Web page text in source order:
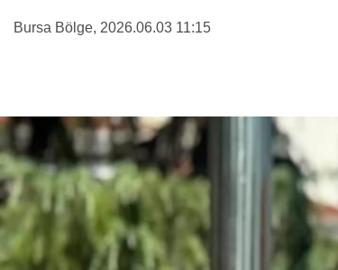
Bursa Bölge, 2026.06.03 11:15